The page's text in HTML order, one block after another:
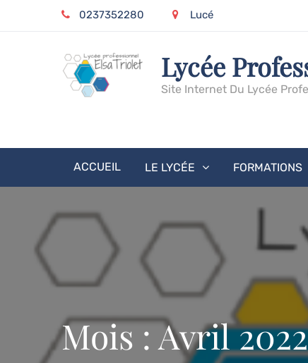
0237352280 Lucé
Lycée
Site Internet Du Lycée
ACCUEIL LE LYCÉE FORMATIONS
Mois :Avril 2022